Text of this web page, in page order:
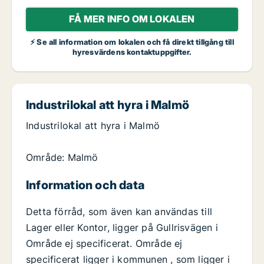
FÅ MER INFO OM LOKALEN
⚡ Se all information om lokalen och få direkt tillgång till
hyresvärdens kontaktuppgifter.
Industrilokal att hyra i Malmö
Industrilokal att hyra i Malmö
Område: Malmö
Information och data
Detta förråd, som även kan användas till
Lager eller Kontor, ligger på Gullrisvägen i
Område ej specificerat. Område ej
specificerat ligger i kommunen , som ligger i